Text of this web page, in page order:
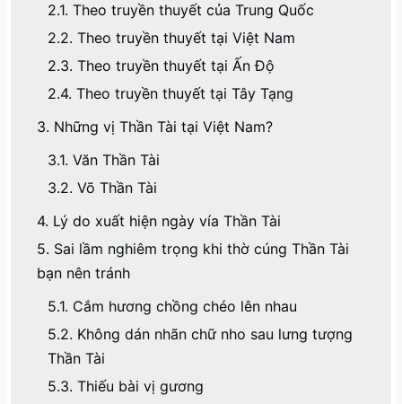
2.1. Theo truyền thuyết của Trung Quốc
2.2. Theo truyền thuyết tại Việt Nam
2.3. Theo truyền thuyết tại Ấn Độ
2.4. Theo truyền thuyết tại Tây Tạng
3. Những vị Thần Tài tại Việt Nam?
3.1. Văn Thần Tài
3.2. Võ Thần Tài
4. Lý do xuất hiện ngày vía Thần Tài
5. Sai lầm nghiêm trọng khi thờ cúng Thần Tài
bạn nên tránh
5.1. Cắm hương chồng chéo lên nhau
5.2. Không dán nhãn chữ nho sau lưng tượng
Thần Tài
5.3. Thiếu bài vị gương